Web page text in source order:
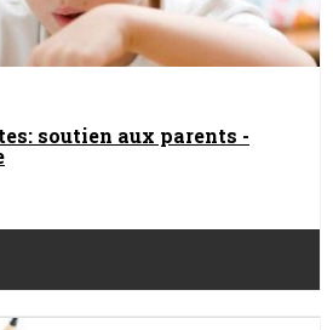
soutien aux parents -